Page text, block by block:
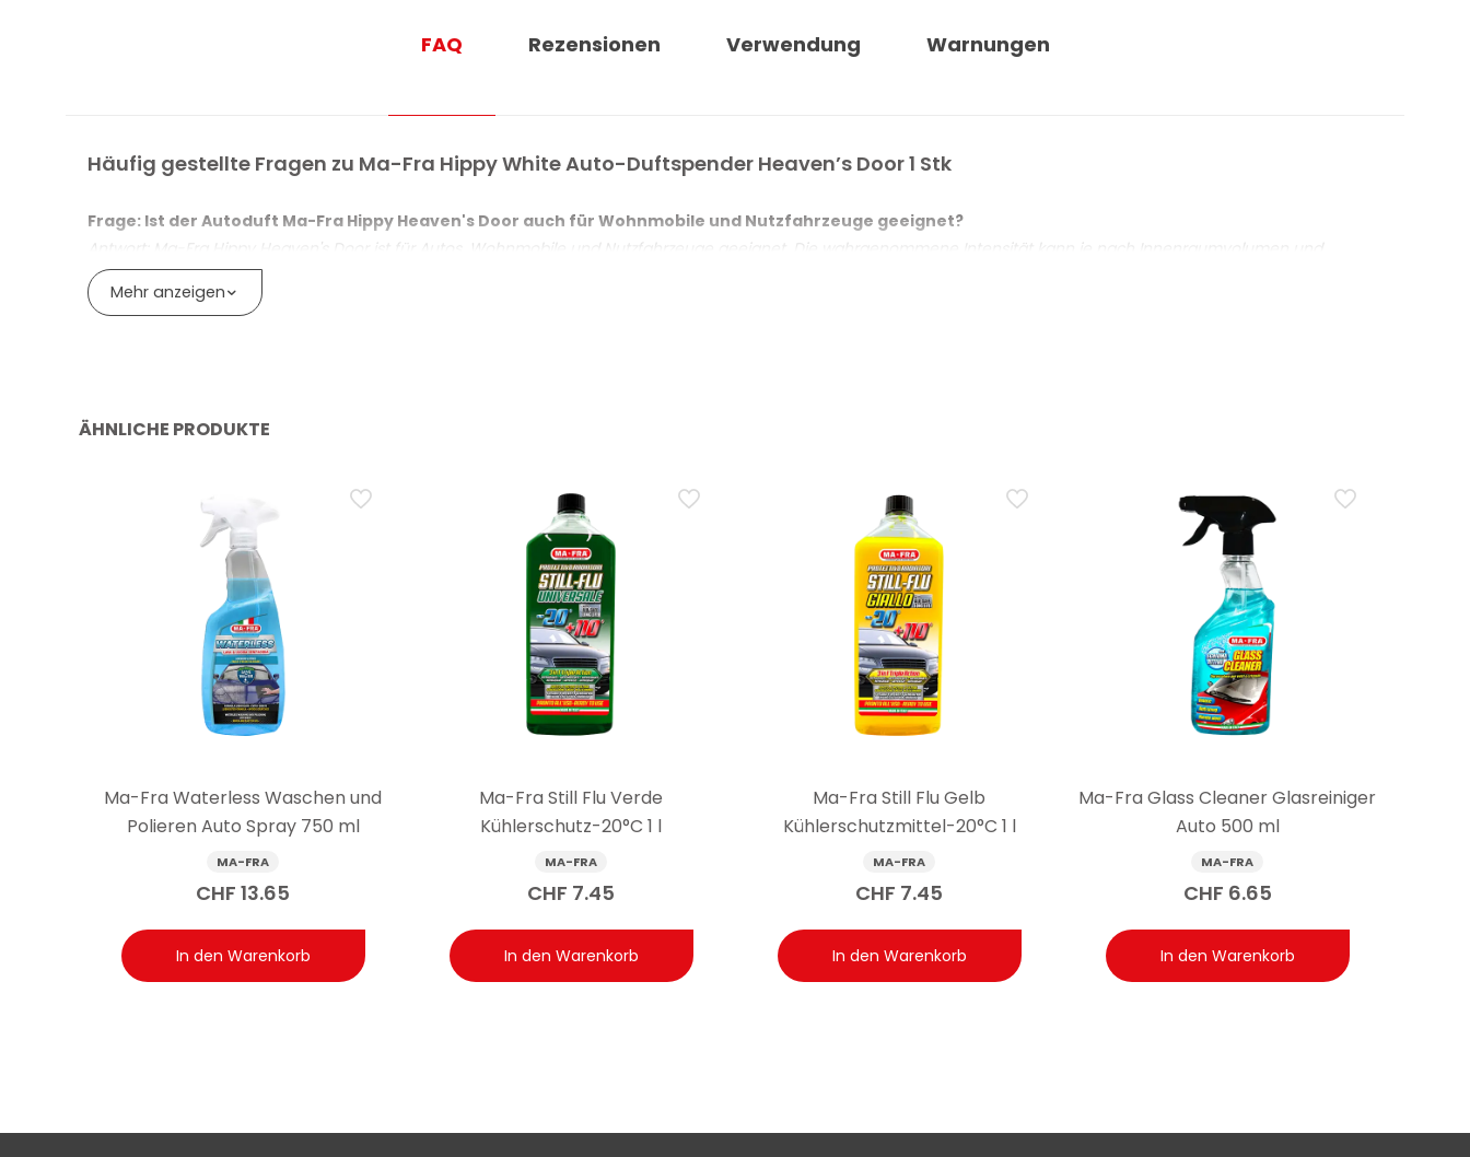
Geeignet für Autos, Wohnmobile und Nutzfahrzeuge
Schnelle Montage ohne aufwendige Installation
FAQ Rezensionen Verwendung Warnungen
Häufig gestellte Fragen zu Ma-Fra Hippy White Auto-Duftspender Heaven’s Door 1 Stk
Frage: Ist der Autoduft Ma-Fra Hippy Heaven's Door auch für Wohnmobile und Nutzfahrzeuge geeignet?
Antwort: Ma-Fra Hippy Heaven's Door ist für Autos, Wohnmobile und Nutzfahrzeuge geeignet. Die wahrgenommene Intensität kann je nach Innenraumvolumen und
Belüftung variieren – in grösseren Räumen kann der Duft dezenter wirken als in einem kompakten Auto.
Frage: Wird der Duft eines Autodufts wie Ma-Fra Hippy Heaven's Door bei sommerlicher Hitze intensiver oder hält er kürzer an?
Frage: Beseitigt ein Autoduft wie Ma-Fra Hippy Heaven's Door unangenehme Gerüche oder überdeckt er sie nur?
Frage: Kann die als süss und zart beschriebene Duftnote Heaven's Door in einem kleinen Innenraum zu dominant wirken?
Antwort: Die Duftnote Heaven's Door ist süss und zart, die Wahrnehmung hängt jedoch von der persönlichen Empfindlichkeit, dem Innenraumvolumen und der Temperatur
ab. In kompakten Räumen oder bei Wärme kann sie intensiver erscheinen.
Frage: Was bedeuten die Hinweise H317 und H412 auf dem Autoduft Ma-Fra Hippy Heaven's Door?
Antwort: Die Hinweise bedeuten, dass das Produkt eine allergische Hautreaktion hervorrufen kann (H317) und schädlich für Wasserorganismen mit langfristiger Wirkung ist
(H412). Hautkontakt vermeiden und den Inhalt nicht in die Umwelt gelangen lassen (P273); bei Hautreizung einen Arzt aufsuchen (P332+P313).
Mehr anzeigen
ÄHNLICHE PRODUKTE
Ma-Fra Waterless Waschen und
Polieren Auto Spray 750 ml
MA-FRA
CHF 13.65
In den Warenkorb
Ma-Fra Still Flu Verde
Kühlerschutz-20°C 1 l
MA-FRA
CHF 7.45
In den Warenkorb
Ma-Fra Still Flu Gelb
Kühlerschutzmittel-20°C 1 l
MA-FRA
CHF 7.45
In den Warenkorb
Ma-Fra Glass Cleaner Glasreiniger
Auto 500 ml
MA-FRA
CHF 6.65
In den Warenkorb